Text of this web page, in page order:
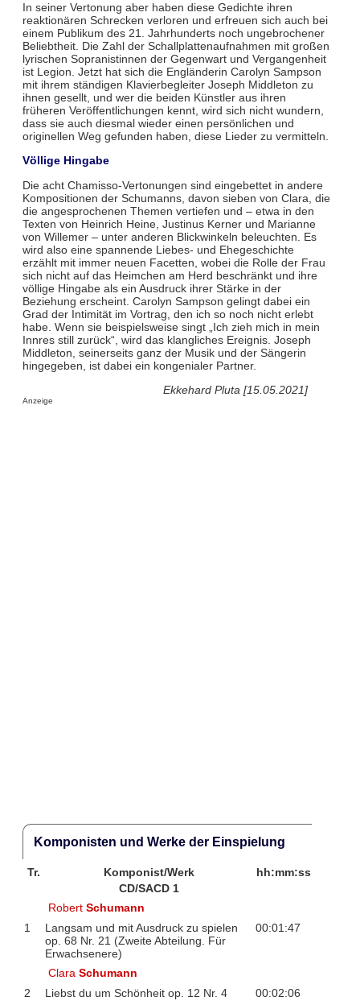
In seiner Vertonung aber haben diese Gedichte ihren
reaktionären Schrecken verloren und erfreuen sich auch bei
einem Publikum des 21. Jahrhunderts noch ungebrochener
Beliebtheit. Die Zahl der Schallplattenaufnahmen mit großen
lyrischen Sopranistinnen der Gegenwart und Vergangenheit
ist Legion. Jetzt hat sich die Engländerin Carolyn Sampson
mit ihrem ständigen Klavierbegleiter Joseph Middleton zu
ihnen gesellt, und wer die beiden Künstler aus ihren
früheren Veröffentlichungen kennt, wird sich nicht wundern,
dass sie auch diesmal wieder einen persönlichen und
originellen Weg gefunden haben, diese Lieder zu vermitteln.
Völlige Hingabe
Die acht Chamisso-Vertonungen sind eingebettet in andere
Kompositionen der Schumanns, davon sieben von Clara, die
die angesprochenen Themen vertiefen und – etwa in den
Texten von Heinrich Heine, Justinus Kerner und Marianne
von Willemer – unter anderen Blickwinkeln beleuchten. Es
wird also eine spannende Liebes- und Ehegeschichte
erzählt mit immer neuen Facetten, wobei die Rolle der Frau
sich nicht auf das Heimchen am Herd beschränkt und ihre
völlige Hingabe als ein Ausdruck ihrer Stärke in der
Beziehung erscheint. Carolyn Sampson gelingt dabei ein
Grad der Intimität im Vortrag, den ich so noch nicht erlebt
habe. Wenn sie beispielsweise singt „Ich zieh mich in mein
Innres still zurück“, wird das klangliches Ereignis. Joseph
Middleton, seinerseits ganz der Musik und der Sängerin
hingegeben, ist dabei ein kongenialer Partner.
Ekkehard Pluta [15.05.2021]
Anzeige
Komponisten und Werke der Einspielung
Tr. Komponist/Werk
hh:mm:ss
CD/SACD 1
RobertSchumann
1
Langsam und mit Ausdruck zu spielen
op. 68 Nr. 21 (Zweite Abteilung. Für
Erwachsenere)
00:01:47
ClaraSchumann
2
Liebst du um Schönheit op. 12 Nr. 4 00:02:06